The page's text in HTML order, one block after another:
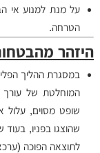
על מנת למנוע אי
הטרחה.
היזהר
במסגרת ההליך
המוחלטת של עורך
שופט מסוים, עלול
שהוצגו בפניו,
לתוצאה הפוכה